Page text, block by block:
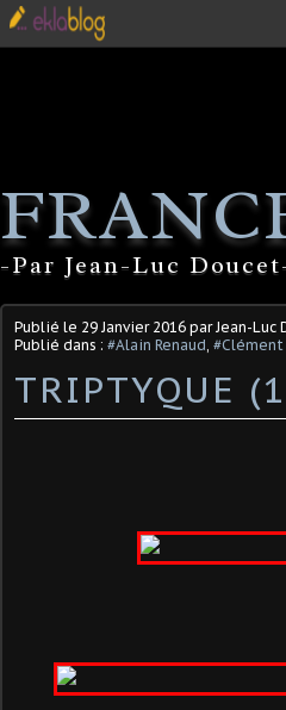
-Par Jean-Luc
Publié le 29 Janvier 2016 par Jean-Luc
Publié dans : #Alain Renaud,
TRIPTYQUE